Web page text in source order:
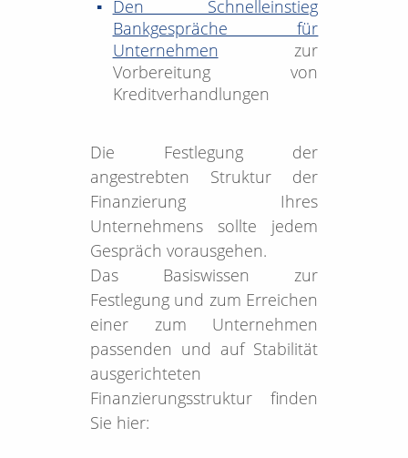
Den Schnelleinstieg
Bankgespräche für
Unternehmen zur
Vorbereitung von
Kreditverhandlungen
Die Festlegung der
angestrebten Struktur der
Finanzierung Ihres
Unternehmens sollte jedem
Gespräch vorausgehen.
Das Basiswissen zur
Festlegung und zum Erreichen
einer zum Unternehmen
passenden und auf Stabilität
ausgerichteten
Finanzierungsstruktur finden
Sie hier: